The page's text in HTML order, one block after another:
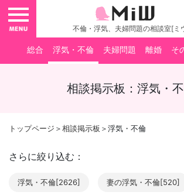
toggle navigation
不倫・浮気、夫婦問題の相談室[ミ
総合 浮気・不倫 夫婦問題 離婚 そ
相談掲示板：浮気・
トップページ ＞相談掲示板 ＞浮気・不倫
さらに絞り込む：
浮気・不倫[2626] 妻の浮気・不倫[520]